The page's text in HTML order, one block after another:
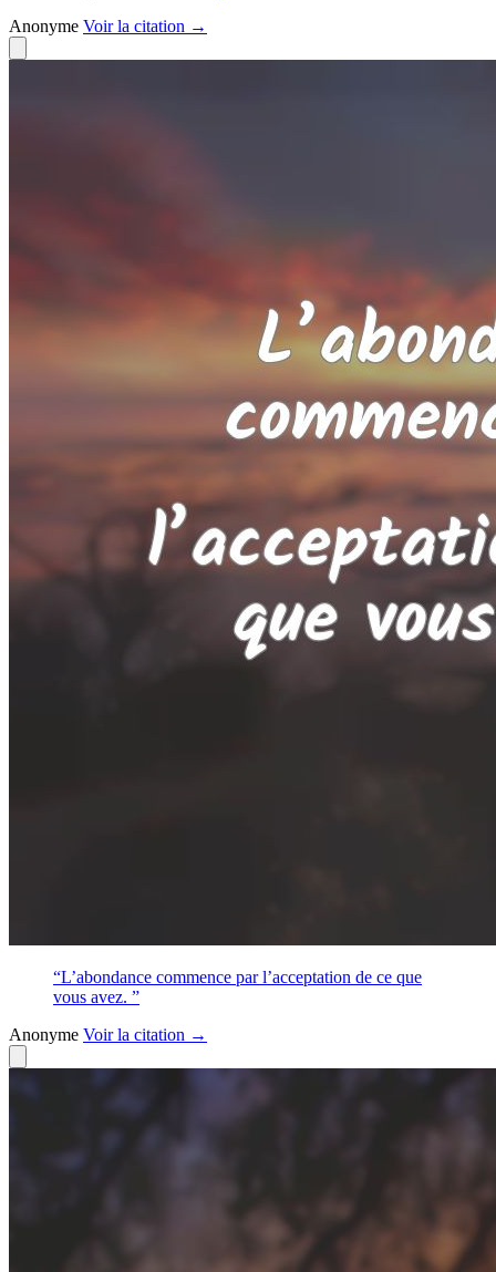
Anonyme Voirla citation →
“L’abondance commence par l’acceptation de ce que
vous avez. ”
Anonyme Voirla citation →